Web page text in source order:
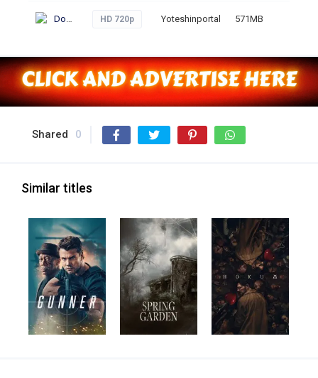
Download HD 720p Yoteshinportal 571MB
Shared 0
Similar titles